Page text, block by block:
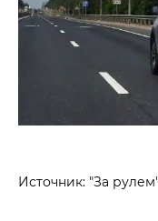
Источник: "За